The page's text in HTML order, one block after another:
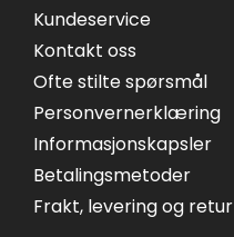
Kundeservice
Kontakt oss
Ofte stilte spørsmål
Personvernerklæring
Informasjonskapsler
Betalingsmetoder
Frakt, levering og retur